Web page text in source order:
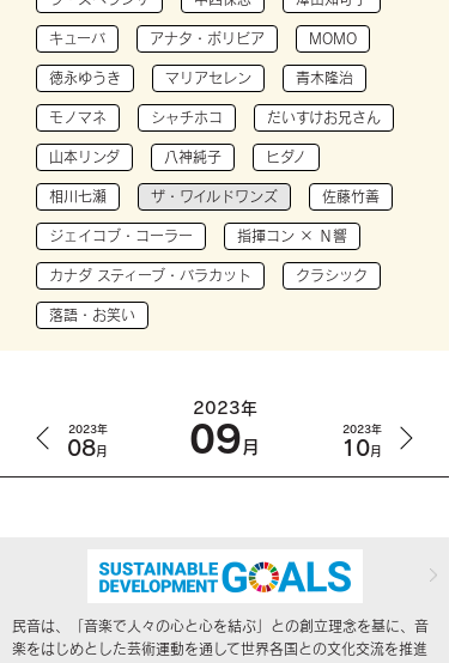
キューバ アナタ・ボリビア MOMO
徳永ゆうき マリアセレン 青木隆治
モノマネ シャチホコ だいすけお兄さん
山本リンダ 八神純子 ヒダノ
相川七瀬 ザ・ワイルドワンズ 佐藤竹善
ジェイコブ・コーラー 指揮コン × Ｎ響
カナダ スティーブ・バラカット クラシック
落語・お笑い
2023年
08月
2023年
09月
2023年
10月
民音は、「音楽で人々の心と心を結ぶ」との創立理念を基に、音
楽をはじめとした芸術運動を通して世界各国との文化交流を推進